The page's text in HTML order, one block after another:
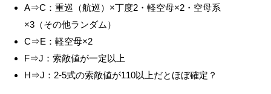
A⇒C：重巡（航巡）×丁度2・軽空母×2・空母系
×3（その他ランダム）
C⇒E：軽空母×2
F⇒J：索敵値が一定以上
H⇒J：2-5式の索敵値が110以上だとほぼ確定？